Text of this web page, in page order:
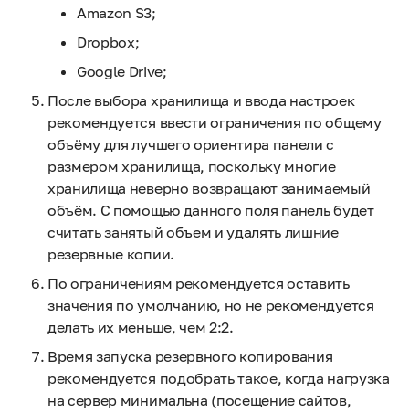
Amazon S3;
Dropbox;
Google Drive;
После выбора хранилища и ввода настроек
рекомендуется ввести ограничения по общему
объёму для лучшего ориентира панели с
размером хранилища, поскольку многие
хранилища неверно возвращают занимаемый
объём. С помощью данного поля панель будет
считать занятый объем и удалять лишние
резервные копии.
По ограничениям рекомендуется оставить
значения по умолчанию, но не рекомендуется
делать их меньше, чем 2:2.
Время запуска резервного копирования
рекомендуется подобрать такое, когда нагрузка
на сервер минимальна (посещение сайтов,